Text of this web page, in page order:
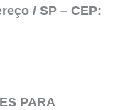
/ SP – CEP:
PARA